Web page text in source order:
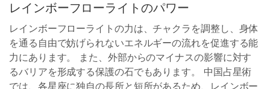
レインボーフローライトのパワー
レインボーフローライトの力は、チャクラを調整し、身体
を通る自由で妨げられないエネルギーの流れを促進する能
力にあります。 また、外部からのマイナスの影響に対す
るバリアを形成する保護の石でもあります。 中国占星術
では、各星座に独自の長所と短所があるため、レインボー